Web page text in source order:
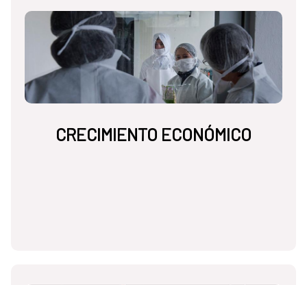
CRECIMIENTO ECONÓMICO